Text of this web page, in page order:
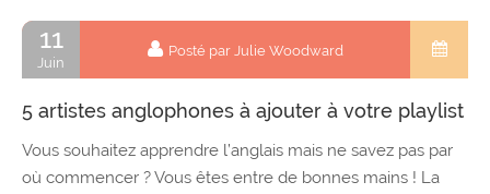
11
Juin
Posté par Julie Woodward
5 artistes anglophones à ajouter à votre playlist
Vous souhaitez apprendre l’anglais mais ne savez pas par
où commencer ? Vous êtes entre de bonnes mains ! La